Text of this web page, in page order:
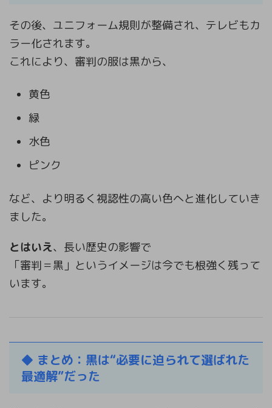
その後、ユニフォーム規則が整備され、テレビもカ
ラー化されます。
これにより、審判の服は黒から、
黄色
緑
水色
ピンク
など、より明るく視認性の高い色へと進化していき
ました。
とはいえ、長い歴史の影響で
「審判＝黒」というイメージは今でも根強く残って
います。
◆ まとめ：黒は“必要に迫られて選ばれた
最適解”だった